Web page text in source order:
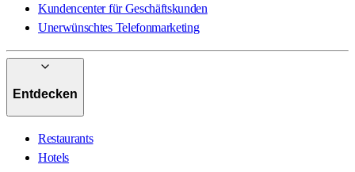
Kundencenter für Geschäftskunden
Unerwünschtes Telefonmarketing
Entdecken
Restaurants
Hotels